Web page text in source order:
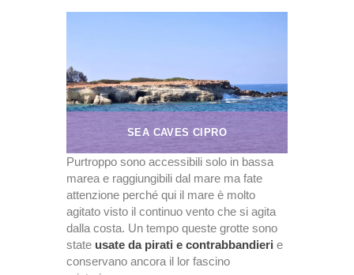
SEA CAVES CIPRO
Purtroppo sono accessibili solo in bassa
marea e raggiungibili dal mare ma fate
attenzione perché qui il mare è molto
agitato visto il continuo vento che si agita
dalla costa. Un tempo queste grotte sono
state usate da pirati e contrabbandieri e
conservano ancora il lor fascino